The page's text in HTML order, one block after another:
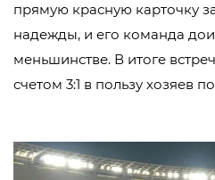
прямую красную карточку
надежды, и его команда
меньшинстве. В итоге
счетом 3:1 в пользу хозяев